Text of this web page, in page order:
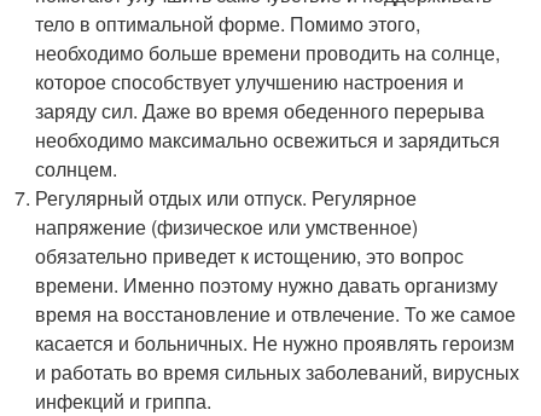
тело в оптимальной форме. Помимо этого,
необходимо больше времени проводить на солнце,
которое способствует улучшению настроения и
заряду сил. Даже во время обеденного перерыва
необходимо максимально освежиться и зарядиться
солнцем.
Регулярный отдых или отпуск. Регулярное
напряжение (физическое или умственное)
обязательно приведет к истощению, это вопрос
времени. Именно поэтому нужно давать организму
время на восстановление и отвлечение. То же самое
касается и больничных. Не нужно проявлять героизм
и работать во время сильных заболеваний, вирусных
инфекций и гриппа.